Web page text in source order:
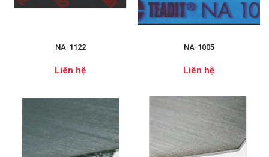
NA-1122
Liên hệ
NA-1005
Liên hệ